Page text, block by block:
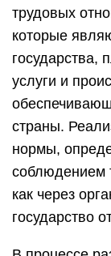
трудовых
которые
государства,
услуги и
страны.
нормы,
соблюдением
как через
государство